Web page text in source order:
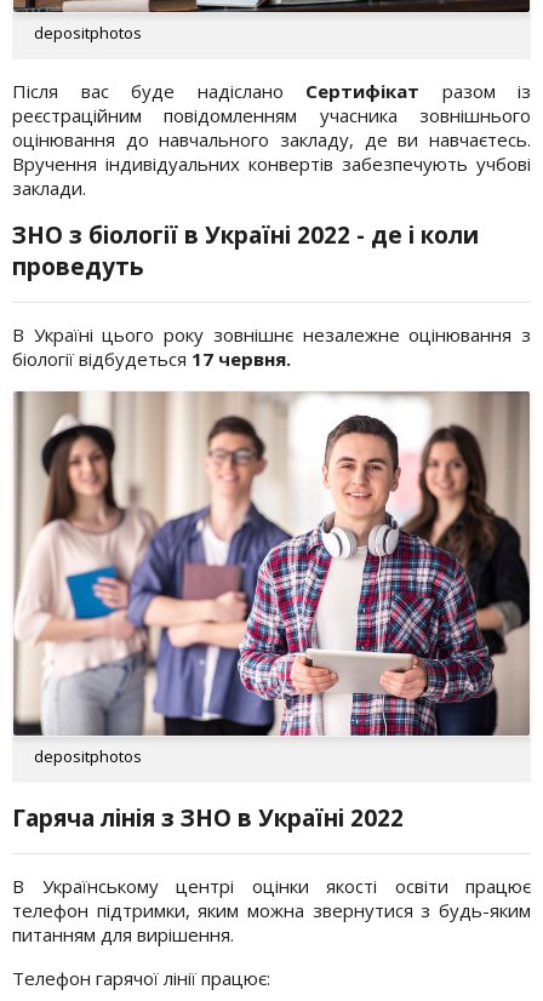
depositphotos
Після вас буде надіслано Сертифікат разом із
реєстраційним повідомленням учасника зовнішнього
оцінювання до навчального закладу, де ви навчаєтесь.
Вручення індивідуальних конвертів забезпечують учбові
заклади.
ЗНО з біології в Україні 2022 - де і коли
проведуть
В Україні цього року зовнішнє незалежне оцінювання з
біології відбудеться 17 червня.
depositphotos
Гаряча лінія з ЗНО в Україні 2022
В Українському центрі оцінки якості освіти працює
телефон підтримки, яким можна звернутися з будь-яким
питанням для вирішення.
Телефон гарячої лінії працює: